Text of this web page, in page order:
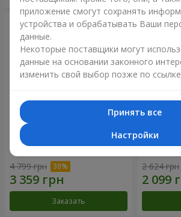
Букет "Your Smile"
4 799 грн
Заказать
Букет
2 624 грн
приложение смогут сохранять
устройства и обрабатывать Ваши
данные.
Некоторые поставщики могут
данные на основании законного
изменить свой выбор позже по
Принять все
Настройки